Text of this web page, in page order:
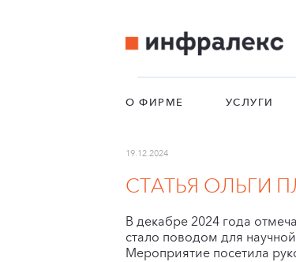
О ФИРМЕ УСЛУГИ
19.12.2024
СТАТЬЯ ОЛЬГИ
В декабре 2024 года
стало поводом для
Мероприятие посетила